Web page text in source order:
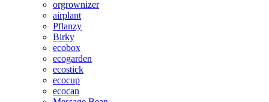
orgrownizer
airplant
Pflanzy
Birky
ecobox
ecogarden
ecostick
ecocup
ecocan